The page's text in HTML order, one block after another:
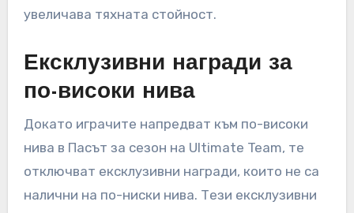
увеличава тяхната стойност.
Ексклузивни награди за
по-високи нива
Докато играчите напредват към по-високи
нива в Пасът за сезон на Ultimate Team, те
отключват ексклузивни награди, които не са
налични на по-ниски нива. Тези ексклузивни